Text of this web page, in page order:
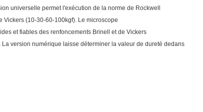
universelle permet l'exécution de la norme de Rockwell
Vickers (10-30-60-100kgf). Le microscope
et fiables des renfoncements Brinell et de Vickers
version numérique laisse déterminer la valeur de dureté dedans